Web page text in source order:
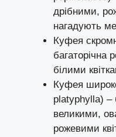
дрібними,
нагадують
Куфея
багаторічна
білими
Куфея
platyphylla) –
великими,
рожевими